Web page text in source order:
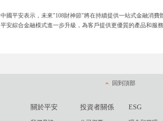
中國平安表示，未來"108財神節"將在持續提供一站式金融消
平安綜合金融模式進一步升級，為客戶提供更優質的產品和服
回到頂部
關於平安 投資者關係 ESG